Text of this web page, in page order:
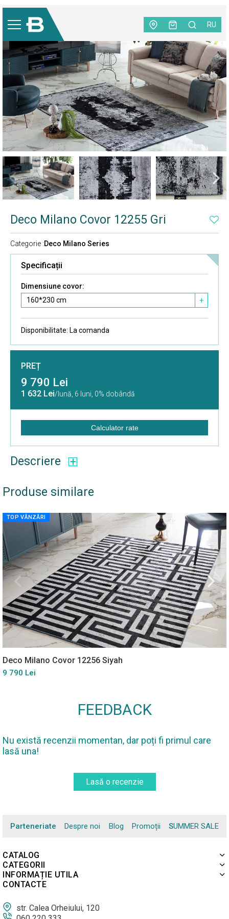
RU
Deco Milano Series
Deco Milano Covor 12255 Gri
Categorie :Deco Milano Series
Specificații
Dimensiune covor:
160*230 cm
+
Disponibilitate: La comanda
PREȚ
9 790 Lei
1 632 Lei/lună, 6 luni, 0% dobândă
Calculator rate
Descriere
Produse similare
TOP VÂNZĂRI
Deco Milano Covor 12256 Siyah
9 790 Lei
FEEDBACK
Nu există recenzii momentan, dar poți fi primul care
lasă una!
Lasă o recenzie
Parteneriate Despre noi Blog Promoții SUMMER SALE
CATALOG
CATEGORII
INFORMAȚIE UTILA
CONTACTE
str. Calea Orheiului, 120